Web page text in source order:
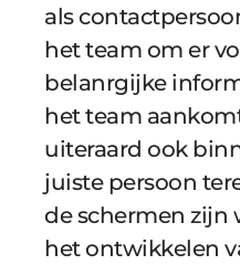
als
het team om er
belanrgijke
het team
uiteraard ook
juiste persoon
de schermen zijn
het ontwikkelen